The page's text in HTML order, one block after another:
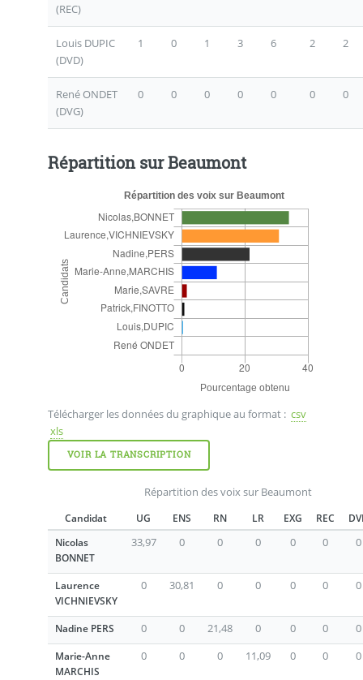
(REC)
Louis DUPIC
(DVD)
1 0 1 3 6 2 2
René ONDET
(DVG)
0 0 0 0 0 0 0
Répartition sur Beaumont
Répartition des voix sur Beaumont
csv
xls
VOIR LA TRANSCRIPTION
Répartition des voix sur Beaumont
Candidat UG ENS RN LR EXG REC
Nicolas
BONNET
33,97 0 0 0 0 0 0
Laurence
VICHNIEVSKY
0 30,81 0 0 0 0 0
Nadine PERS 0 0 21,48 0 0 0 0
Marie-Anne
MARCHIS
0 0 0 11,09 0 0 0